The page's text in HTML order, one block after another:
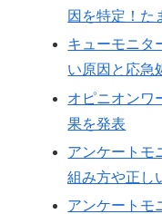
因を特定！た
キューモニタ
い原因と応急
オピニオンワ
果を発表
アンケートモ
組み方や正し
アンケートモ